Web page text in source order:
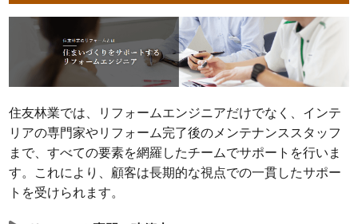
住友林業では、リフォームエンジニアだけでなく、インテ
リアの専門家やリフォーム完了後のメンテナンススタッフ
まで、すべての要素を網羅したチームでサポートを行いま
す。これにより、顧客は長期的な視点での一貫したサポー
トを受けられます。